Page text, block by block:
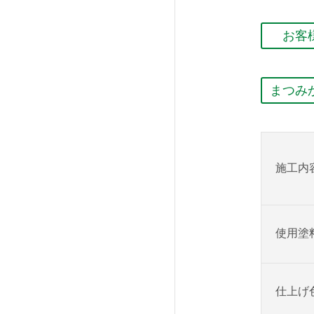
お客
まつみ
施工内
使用塗
仕上げ